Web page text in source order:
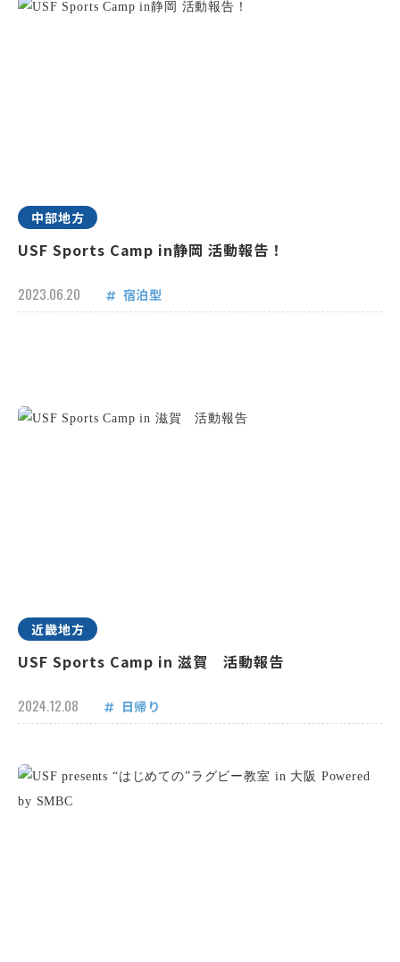
中部地方
USF Sports Camp in静岡 活動報告！
2023.06.20 宿泊型
近畿地方
USF Sports Camp in 滋賀 活動報告
2024.12.08 日帰り